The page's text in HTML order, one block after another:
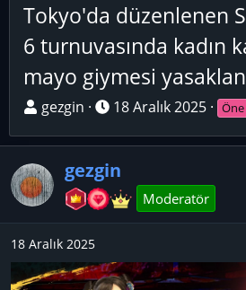
Tokyo'da düzenlenen
6 turnuvasında kadın
mayo giymesi
K
n
u
y
ş
gezgin
B
ş
l
a
n
ç
18 Aralık 2025 Öne
gezgin
Moderatör
18 Aralık 2025